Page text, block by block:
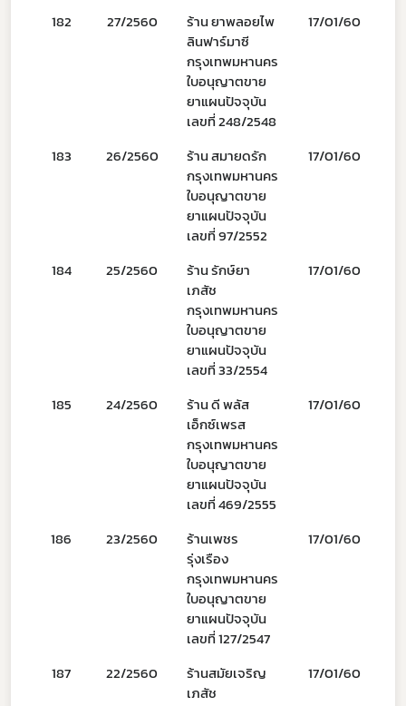
182 27/2560
ร้าน ยาพลอยไพ
ลินฟาร์มาซี
กรุงเทพมหานคร
ใบอนุญาตขาย
ยาแผนปัจจุบัน
เลขที่ 248/2548
17/01/60
183 26/2560
ร้าน สมายดรัก
กรุงเทพมหานคร
ใบอนุญาตขาย
ยาแผนปัจจุบัน
เลขที่ 97/2552
17/01/60
184 25/2560
ร้าน รักษ์ยา
เภสัช
กรุงเทพมหานคร
ใบอนุญาตขาย
ยาแผนปัจจุบัน
เลขที่ 33/2554
17/01/60
185 24/2560
ร้าน ดี พลัส
เอ็กซ์เพรส
กรุงเทพมหานคร
ใบอนุญาตขาย
ยาแผนปัจจุบัน
เลขที่ 469/2555
17/01/60
186 23/2560
ร้านเพชร
รุ่งเรือง
กรุงเทพมหานคร
ใบอนุญาตขาย
ยาแผนปัจจุบัน
เลขที่ 127/2547
17/01/60
187 22/2560
ร้านสมัยเจริญ
เภสัช
17/01/60
Subscribe
เลือกหัวข้อที่ท่านต้องการ Subscribe